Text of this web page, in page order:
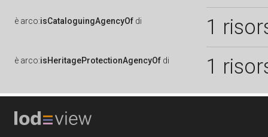
è arco:isCataloguingAgencyOf di 1
è arco:isHeritageProtectionAgencyOf di 1